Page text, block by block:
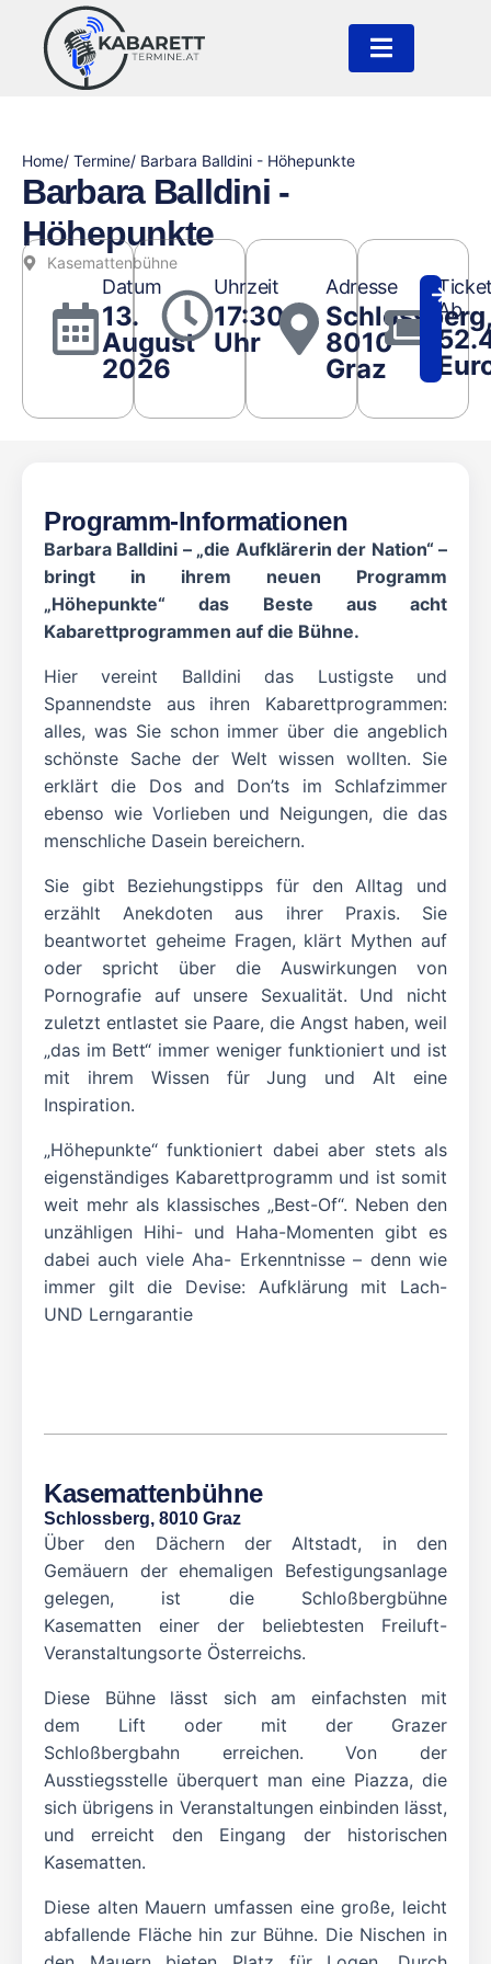
Home/ Termine/ Barbara Balldini - Höhepunkte
Barbara Balldini -
Höhepunkte
Kasemattenbühne
Datum
13.
August
2026
Uhrzeit
17:30
Uhr
Adresse
Schlossberg,
8010
Graz
Ab
Programm-Informationen
Barbara Balldini – „die Aufklärerin der Nation“ –
bringt in ihrem neuen Programm
„Höhepunkte“ das Beste aus acht
Kabarettprogrammen auf die Bühne.
Hier vereint Balldini das Lustigste und
Spannendste aus ihren Kabarettprogrammen:
alles, was Sie schon immer über die angeblich
schönste Sache der Welt wissen wollten. Sie
erklärt die Dos and Don’ts im Schlafzimmer
ebenso wie Vorlieben und Neigungen, die das
menschliche Dasein bereichern.
Sie gibt Beziehungstipps für den Alltag und
erzählt Anekdoten aus ihrer Praxis. Sie
beantwortet geheime Fragen, klärt Mythen auf
oder spricht über die Auswirkungen von
Pornografie auf unsere Sexualität. Und nicht
zuletzt entlastet sie Paare, die Angst haben, weil
„das im Bett“ immer weniger funktioniert und ist
mit ihrem Wissen für Jung und Alt eine
Inspiration.
„Höhepunkte“ funktioniert dabei aber stets als
eigenständiges Kabarettprogramm und ist somit
weit mehr als klassisches „Best-Of“. Neben den
unzähligen Hihi- und Haha-Momenten gibt es
dabei auch viele Aha- Erkenntnisse – denn wie
immer gilt die Devise: Aufklärung mit Lach-
UND Lerngarantie
Kasemattenbühne
Schlossberg, 8010 Graz
Über den Dächern der Altstadt, in den
Gemäuern der ehemaligen Befestigungsanlage
gelegen, ist die Schloßbergbühne
Kasematten einer der beliebtesten Freiluft-
Veranstaltungsorte Österreichs.
Diese Bühne lässt sich am einfachsten mit
dem Lift oder mit der Grazer
Schloßbergbahn erreichen. Von der
Ausstiegsstelle überquert man eine Piazza, die
sich übrigens in Veranstaltungen einbinden lässt,
und erreicht den Eingang der historischen
Kasematten.
Diese alten Mauern umfassen eine große, leicht
abfallende Fläche hin zur Bühne. Die Nischen in